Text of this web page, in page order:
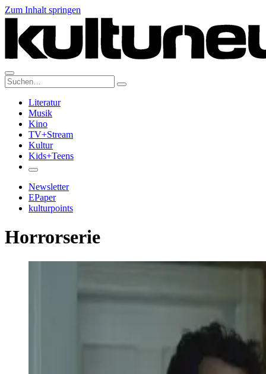
Zum Inhalt springen
Suche:
Literatur
Musik
Kino
TV+Stream
Kultur
Kids+Teens
Newsletter
EPaper
kulturpoints
Horrorserie